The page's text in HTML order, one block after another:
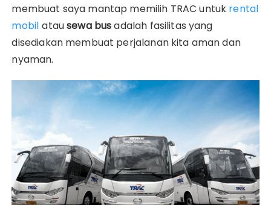
membuat saya mantap memilih TRAC untuk rental
mobil atausewa busadalah fasilitas yang
disediakan membuat perjalanan kita aman dan
nyaman.